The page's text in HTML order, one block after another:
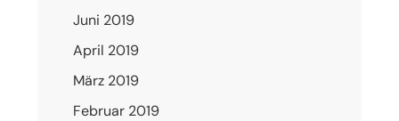
Juni 2019
April 2019
März 2019
Februar 2019